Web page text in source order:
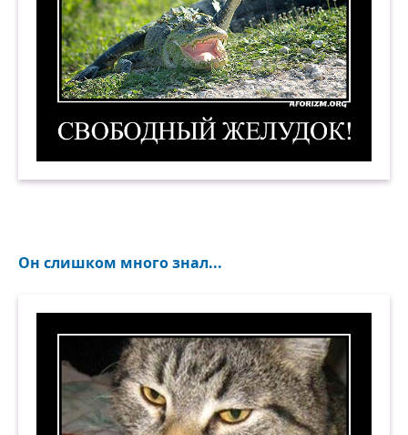
Он слишком много знал...